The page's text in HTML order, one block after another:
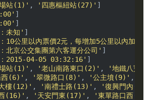
站(1)' , '四惠樞紐站(27)'
未知'
10公里以內票價2元，每增加5公里以內加價1
北京公交集團第六客運分公司'
2015-04-05 03:32:16'
站(1)' , '老山南路東口(2)' ,
'地鐵八寶
西(6)' , '翠微路口(8)' , '公主墳(9)' ,
樓(12)' , '南禮士路(13)' ,
'復興門內
(16)' , '天安門東(17)' ,
'東單路口西